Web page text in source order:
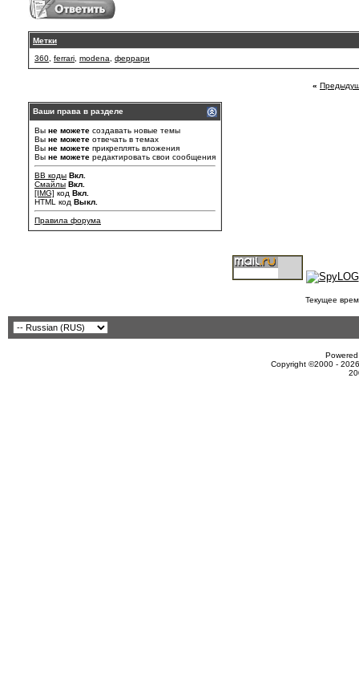
Метки
360 ferrari modena феррари
«
Ваши права в разделе
Вы не можете создавать новые темы
Вы не можете отвечать в темах
Вы не можете прикреплять вложения
Вы не можете редактировать свои сообщения
BB коды Вкл.
Смайлы Вкл.
[IMG] код Вкл.
HTML код Выкл.
Правила форума
Текущее
Copyright ©2000 -